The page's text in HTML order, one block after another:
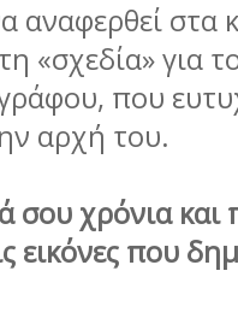
αναφερθεί στα
«σχεδία» για
που
αρχή του.
σου χρόνια και
εικόνες που